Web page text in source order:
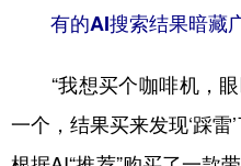
文化产业
有的AI搜索结果暗藏
“我想买个咖啡机，眼
一个，结果买来发现‘踩雷